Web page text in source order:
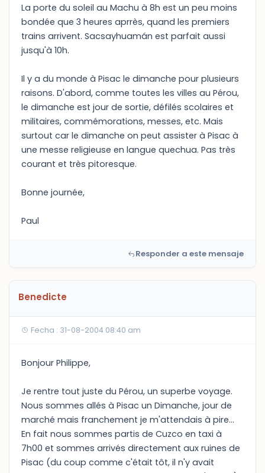
La porte du soleil au Machu à 8h est un peu moins
bondée que 3 heures aprrès, quand les premiers
trains arrivent. Sacsayhuamán est parfait aussi
jusqu'à 10h.
Il y a du monde à Pisac le dimanche pour plusieurs
raisons. D'abord, comme toutes les villes au Pérou,
le dimanche est jour de sortie, défilés scolaires et
militaires, commémorations, messes, etc. Mais
surtout car le dimanche on peut assister à Pisac à
une messe religieuse en langue quechua. Pas très
courant et très pitoresque.
Bonne journée,
Paul
Responder a este mensaje
Benedicte
Fecha : 31-08-2004 08:40 am
Bonjour Philippe,
Je rentre tout juste du Pérou, un superbe voyage.
Nous sommes allés à Pisac un Dimanche, jour de
marché mais franchement je m'attendais à pire...
En fait nous sommes partis de Cuzco en taxi à
7h00 et sommes arrivés directement aux ruines de
Pisac (du coup comme c'était tôt, il n'y avait